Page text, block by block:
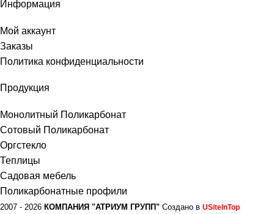
Информация
Мой аккаунт
Заказы
Политика конфиденциальности
Продукция
Монолитный Поликарбонат
Сотовый Поликарбонат
Оргстекло
Теплицы
Садовая мебель
Поликарбонатные профили
2007 - 2026 КОМПАНИЯ "АТРИУМ ГРУПП" Создано в USiteInTop